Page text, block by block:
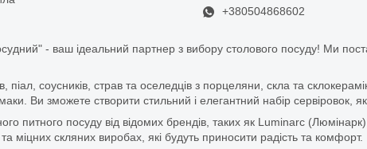
+380504868602
- ваш ідеальний партнер з вибору столового посуду! Ми
піал, соусників, страв та оселедців з порцеляни, скла та
Ви зможете створити стильний і елегантний набір сервіровок,
питного посуду від відомих брендів, таких як Luminarc
скляних виробах, які будуть приносити радість та комфорт.